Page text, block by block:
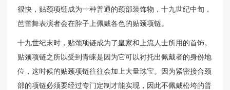
很快，贴颈项链成为一种普通的颈部装饰物，十九世纪中旬，
芭蕾舞表演者会在脖子上佩戴各色的贴颈项链。
十九世纪末时，贴颈项链成为了皇家和上流人士所用的首饰。
贴颈项链之所以受到青睐是因为它可以衬托出佩戴者的身份地
位，这时候的贴颈项链往往会加上大量珠宝。因为紧密接合颈
部的项链必须要经过专门定制才能实现，因此不佩戴松垮的普